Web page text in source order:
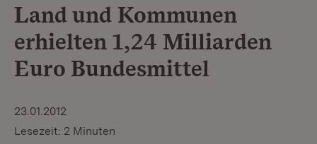
Land und Kommunen
erhielten 1,24 Milliarden
Euro Bundesmittel
23.01.2012
Lesezeit: 2 Minuten